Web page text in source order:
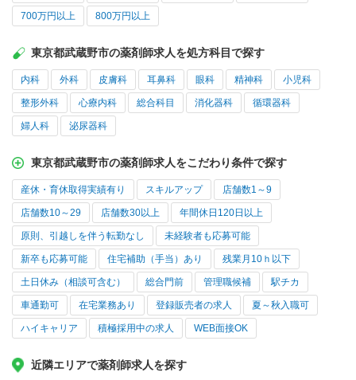
700万円以上 800万円以上
東京都武蔵野市の薬剤師求人を処方科目で探す
内科 外科 皮膚科 耳鼻科 眼科 精神科 小児科
整形外科 心療内科 総合科目 消化器科 循環器科
婦人科 泌尿器科
東京都武蔵野市の薬剤師求人をこだわり条件で探す
産休・育休取得実績有り スキルアップ 店舗数1～9
店舗数10～29 店舗数30以上 年間休日120日以上
原則、引越しを伴う転勤なし 未経験者も応募可能
新卒も応募可能 住宅補助（手当）あり 残業月10ｈ以下
土日休み（相談可含む） 総合門前 管理職候補 駅チカ
車通勤可 在宅業務あり 登録販売者の求人 夏～秋入職可
ハイキャリア 積極採用中の求人 WEB面接OK
近隣エリアで薬剤師求人を探す